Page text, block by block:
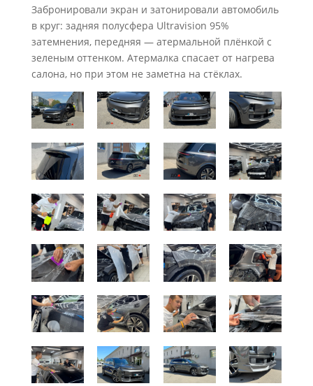
Забронировали экран и затонировали автомобиль
в круг: задняя полусфера Ultravision 95%
затемнения, передняя — атермальной плёнкой с
зеленым оттенком. Атермалка спасает от нагрева
салона, но при этом не заметна на стёклах.